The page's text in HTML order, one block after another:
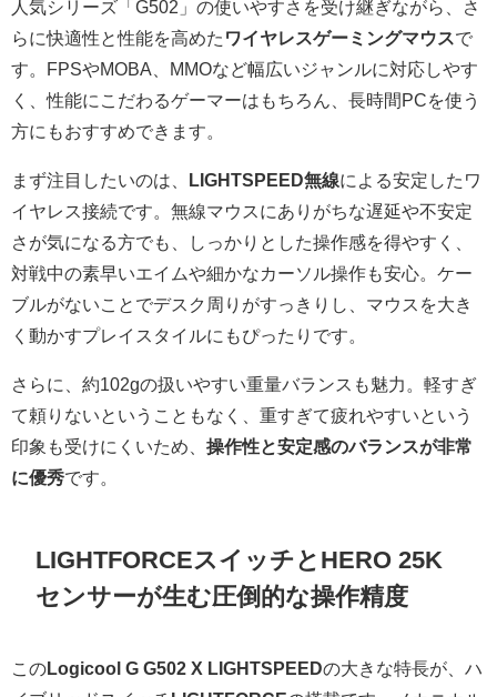
人気シリーズ「G502」の使いやすさを受け継ぎながら、さ
らに快適性と性能を高めた ワイヤレスゲーミングマウスで
す。FPSやMOBA、MMOなど幅広いジャンルに対応しやす
く、性能にこだわるゲーマーはもちろん、長時間PCを使う
方にもおすすめできます。
まず注目したいのは、 LIGHTSPEED無線による安定したワ
イヤレス接続です。無線マウスにありがちな遅延や不安定
さが気になる方でも、しっかりとした操作感を得やすく、
対戦中の素早いエイムや細かなカーソル操作も安心。ケー
ブルがないことでデスク周りがすっきりし、マウスを大き
く動かすプレイスタイルにもぴったりです。
さらに、約102gの扱いやすい重量バランスも魅力。軽すぎ
て頼りないということもなく、重すぎて疲れやすいという
印象も受けにくいため、 操作性と安定感のバランスが非常
に優秀です。
LIGHTFORCEスイッチとHERO 25K
センサーが生む圧倒的な操作精度
この Logicool G G502 X LIGHTSPEEDの大きな特長が、ハ